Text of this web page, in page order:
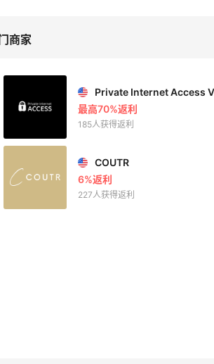
商家
Private Internet Access
最高70%返利
185人获得返利
COUTR
6%返利
227人获得返利